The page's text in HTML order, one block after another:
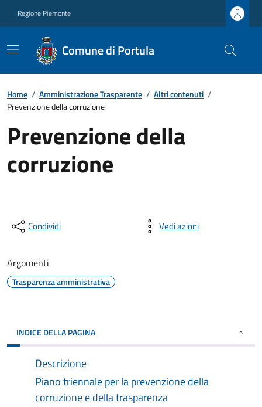
Regione Piemonte
Comune di Portula
Home / Amministrazione Trasparente / Altri contenuti /
Prevenzione della corruzione
Prevenzione della
corruzione
Condividi Vedi azioni
Argomenti
Trasparenza amministrativa
INDICE DELLA PAGINA
Descrizione
Piano triennale per la prevenzione della
corruzione e della trasparenza